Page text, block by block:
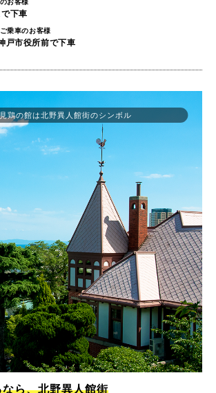
お客様
下車
乗車のお客様
戸市役所前で下車
ら、北野異人館街
鶏の館は北野異人館街のシンボル